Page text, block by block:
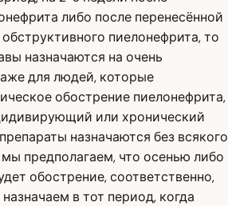
либо после перенесённой
пиелонефрита, то
назначаются на очень
для людей, которые
обострение пиелонефрита,
или хронический
назначаются без всякого
предполагаем, что осенью либо
обострение, соответственно,
в тот период, когда